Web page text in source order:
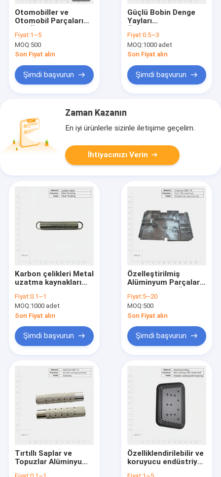
Otomobiller ve
Otomobil Parçaları
Alüminyum Ölçme
dökme bileşenleri
Fiyat:1~5
MOQ:500
Son Fiyat alın
Şimdi başvurun
Güçlü Bobin Denge
Yayları
Kalınlık 0.2~5mm
Fiyat:0.5~3
MOQ:1000 adet
Son Fiyat alın
Şimdi başvurun
Zaman Kazanın
En iyi ürünlerle sizinle iletişime geçelim.
İhtiyacınızı Verin
Karbon çelikleri Metal
uzatma kaynakları
işleme
Fiyat:0.1~1
MOQ:1000 adet
Son Fiyat alın
Şimdi başvurun
Özelleştirilmiş
Alüminyum Parçalar
Fiyat:5~20
MOQ:500
Son Fiyat alın
Şimdi başvurun
Tırtıllı Saplar ve
Topuzlar Alüminyum
Özelliklendirilebilir ve
koruyucu endüstriyel